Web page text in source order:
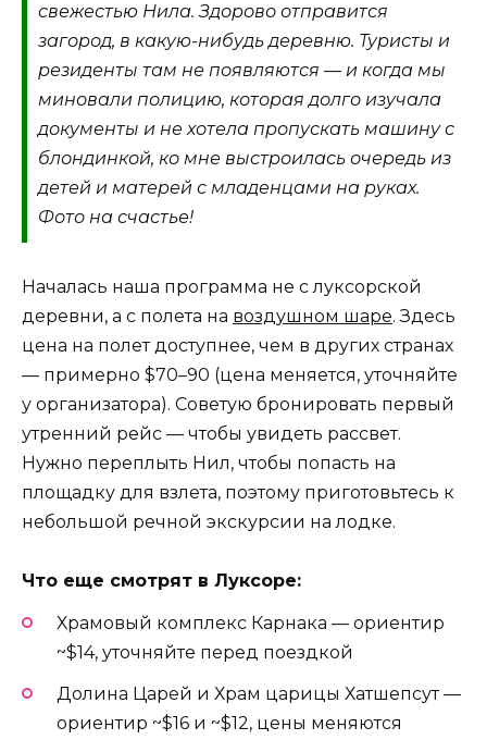
свежестью Нила. Здорово отправится
загород, в какую-нибудь деревню. Туристы и
резиденты там не появляются — и когда мы
миновали полицию, которая долго изучала
документы и не хотела пропускать машину с
блондинкой, ко мне выстроилась очередь из
детей и матерей с младенцами на руках.
Фото на счастье!
Началась наша программа не с луксорской
деревни, а с полета на воздушном шаре. Здесь
цена на полет доступнее, чем в других странах
— примерно $70–90 (цена меняется, уточняйте
у организатора). Советую бронировать первый
утренний рейс — чтобы увидеть рассвет.
Нужно переплыть Нил, чтобы попасть на
площадку для взлета, поэтому приготовьтесь к
небольшой речной экскурсии на лодке.
Что еще смотрят в Луксоре:
Храмовый комплекс Карнака — ориентир
~$14, уточняйте перед поездкой
Долина Царей и Храм царицы Хатшепсут —
ориентир ~$16 и ~$12, цены меняются